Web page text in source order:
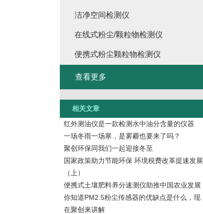
洁净空间检测仪
在线式粉尘/颗粒物检测仪
便携式粉尘颗粒物检测仪
查看更多
相关文章
红外测油仪是一款检测水中油分含量的仪器
一场冬雨一场寒，是雾霾也要来了吗？
聚创环保同我们一起迎接冬至
国家政策助力节能环保 环境税费改革提速发展
（上）
便携式土壤肥料养分速测仪助推中国农业发展
你知道PM2.5粉尘传感器的优缺点是什么，现
在聚创来讲解